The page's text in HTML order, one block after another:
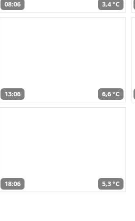
08:06 3,4 °C
13:06 6,6 °C
18:06 5,3 °C